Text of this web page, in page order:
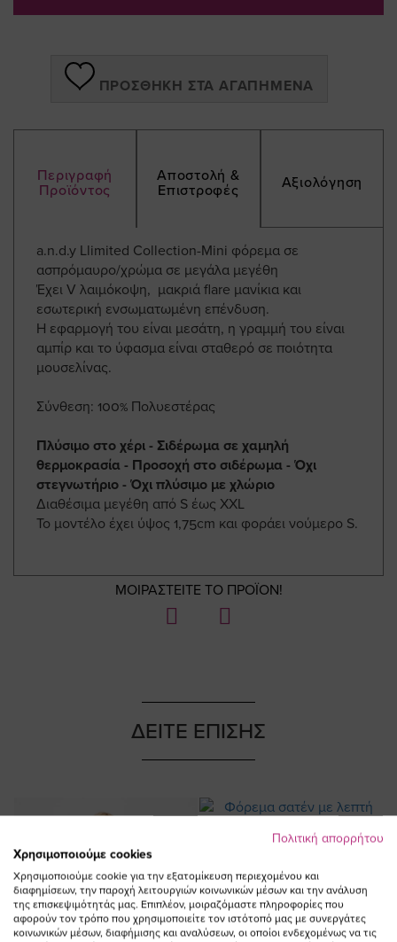
ΠΡΟΣΘΉΚΗ ΣΤΑ ΑΓΑΠΗΜΈΝΑ
Περιγραφή
Προϊόντος
Αποστολή &
Επιστροφές
Αξιολόγηση
a.n.d.y Llimited Collection-Mini φόρεμα σε
ασπρόμαυρο/χρώμα σε μεγάλα μεγέθη
Έχει V λαιμόκοψη, μακριά flare μανίκια και
εσωτερική ενσωματωμένη επένδυση.
Η εφαρμογή του είναι μεσάτη, η γραμμή του είναι
αμπίρ και το ύφασμα είναι σταθερό σε ποιότητα
μουσελίνας.
Σύνθεση: 100% Πολυεστέρας
Πλύσιμο στο χέρι - Σιδέρωμα σε χαμηλή
θερμοκρασία - Προσοχή στο σιδέρωμα - Όχι
στεγνωτήριο - Όχι πλύσιμο με χλώριο
Διαθέσιμα μεγέθη από S έως XXL
To μοντέλο έχει ύψος 1,75cm και φοράει νούμερο S.
ΜΟΙΡΑΣΤΕΙΤΕ ΤΟ ΠΡΟΪΟΝ!
ΔΕΙΤΕ ΕΠΙΣΗΣ
Πολιτική απορρήτου
Χρησιμοποιούμε cookies
Χρησιμοποιούμε cookie για την εξατομίκευση περιεχομένου και
διαφημίσεων, την παροχή λειτουργιών κοινωνικών μέσων και την ανάλυση
της επισκεψιμότητάς μας. Επιπλέον, μοιραζόμαστε πληροφορίες που
αφορούν τον τρόπο που χρησιμοποιείτε τον ιστότοπό μας με συνεργάτες
κοινωνικών μέσων, διαφήμισης και αναλύσεων, οι οποίοι ενδεχομένως να τις